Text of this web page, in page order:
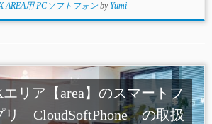
AREA用 PCソフトフォン byYumi
リア【area】のスマートフ
リ CloudSoftPhone の取扱